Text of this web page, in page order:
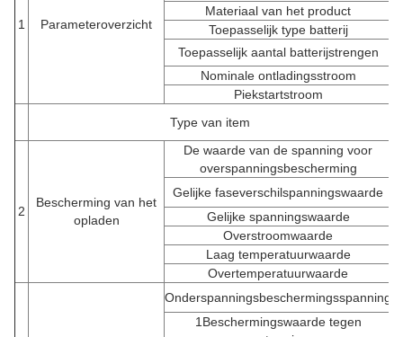
1 Parameteroverzicht
Materiaal van het product
Toepasselijk type batterij
Toepasselijk aantal batterijstrengen
Nominale ontladingsstroom
Piekstartstroom
Type van item
2
Bescherming van het
opladen
De waarde van de spanning voor
overspanningsbescherming
Gelijke faseverschilspanningswaarde
Gelijke spanningswaarde
Overstroomwaarde
Laag temperatuurwaarde
Overtemperatuurwaarde
Onderspanningsbeschermingsspanning
1Beschermingswaarde tegen